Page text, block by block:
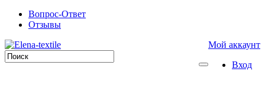
Вопрос-Ответ
Отзывы
Мой аккаунт
Вход